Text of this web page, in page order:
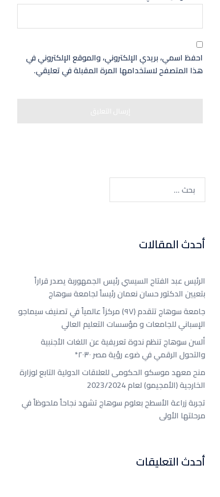
احفظ اسمي، بريدي الإلكتروني، والموقع الإلكتروني في
هذا المتصفح لاستخدامها المرة المقبلة في تعليقي.
عن:
أحدث المقالات
الرئيس عبد الفتاح السيسي رئيس الجمهوربة يصدر قراراً
بتعيين الدكتور حسان نعمان رئيساً لجامعة سوهاج
جامعة سوهاج تتقدم (٩٧) مركزاً عالمياً في تصنيف سيماجو
الإسباني للجامعات و مؤسسات التعليم العالي
ألسن سوهاج تنظم ندوة تعريفية عن اللغات الأجنبية
والتحول الرقمي في ضوء رؤية مصر ٢٠٣٠*
منح معهد موسكو الحكومى للعلاقات الدولية التابع لوزارة
الخارجية (الأمجيمو) لعام 2023/2024
تجربة زراعة الأسطح بعلوم سوهاج تشهد نجاحاً ملحوظاً في
مرحلتها الأولى
أحدث التعليقات